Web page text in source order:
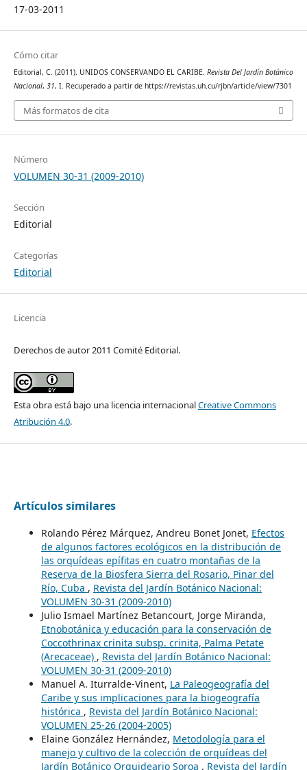
17-03-2011
Cómo citar
Editorial, C. (2011). UNIDOS CONSERVANDO EL CARIBE. Revista Del Jardín Botánico
Nacional, 31, I. Recuperado a partir de https://revistas.uh.cu/rjbn/article/view/7301
Más formatos de cita
Número
VOLUMEN 30-31 (2009-2010)
Sección
Editorial
Categorías
Editorial
Licencia
Derechos de autor 2011 Comité Editorial.
Esta obra está bajo una licencia internacionalCreative Commons
Atribución 4.0.
Artículos similares
Rolando Pérez Márquez, Andreu Bonet Jonet, Efectos
de algunos factores ecológicos en la distribución de
las orquídeas epífitas en cuatro montañas de la
Reserva de la Biosfera Sierra del Rosario, Pinar del
Río, Cuba , Revista del Jardín Botánico Nacional:
VOLUMEN 30-31 (2009-2010)
Julio Ismael Martínez Betancourt, Jorge Miranda,
Etnobotánica y educación para la conservación de
Coccothrinax crinita subsp. crinita, Palma Petate
(Arecaceae) , Revista del Jardín Botánico Nacional:
VOLUMEN 30-31 (2009-2010)
Manuel A. Iturralde-Vinent, La Paleogeografía del
Caribe y sus implicaciones para la biogeografía
histórica , Revista del Jardín Botánico Nacional:
VOLUMEN 25-26 (2004-2005)
Elaine González Hernández, Metodología para el
manejo y cultivo de la colección de orquídeas del
Jardín Botánico Orquideario Soroa , Revista del Jardín